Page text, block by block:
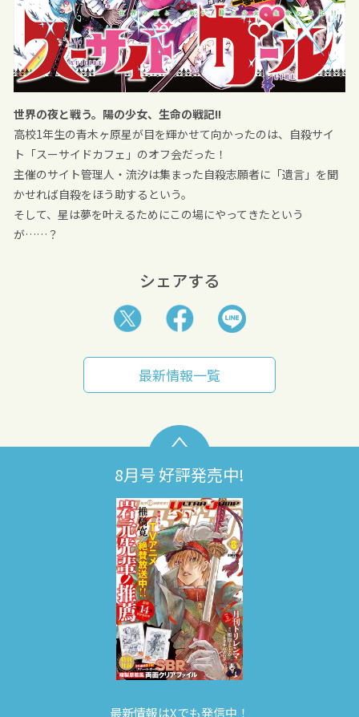
世界の夜と戦う。陽の少女、生命の戦記!!
高校1年生の青木ヶ原星が目を輝かせて向かったのは、自殺サイ
ト「スーサイドカフェ」のオフ会だった！
主催のサイト管理人・流汐は集まった自殺志願者に「遺言」を聞
かせれば自殺をほう助するという。
そして、星は夢を叶えるためにこの場にやってきたという
が……？
シェアする
最新情報一覧
8月号 好評発売中!
最新情報はXでも発信中！